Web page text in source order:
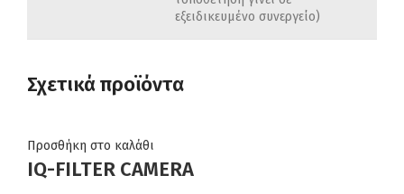
εξειδικευμένο συνεργείο)
Σχετικά προϊόντα
Προσθήκη στο καλάθι
IQ-FILTER CAMERA